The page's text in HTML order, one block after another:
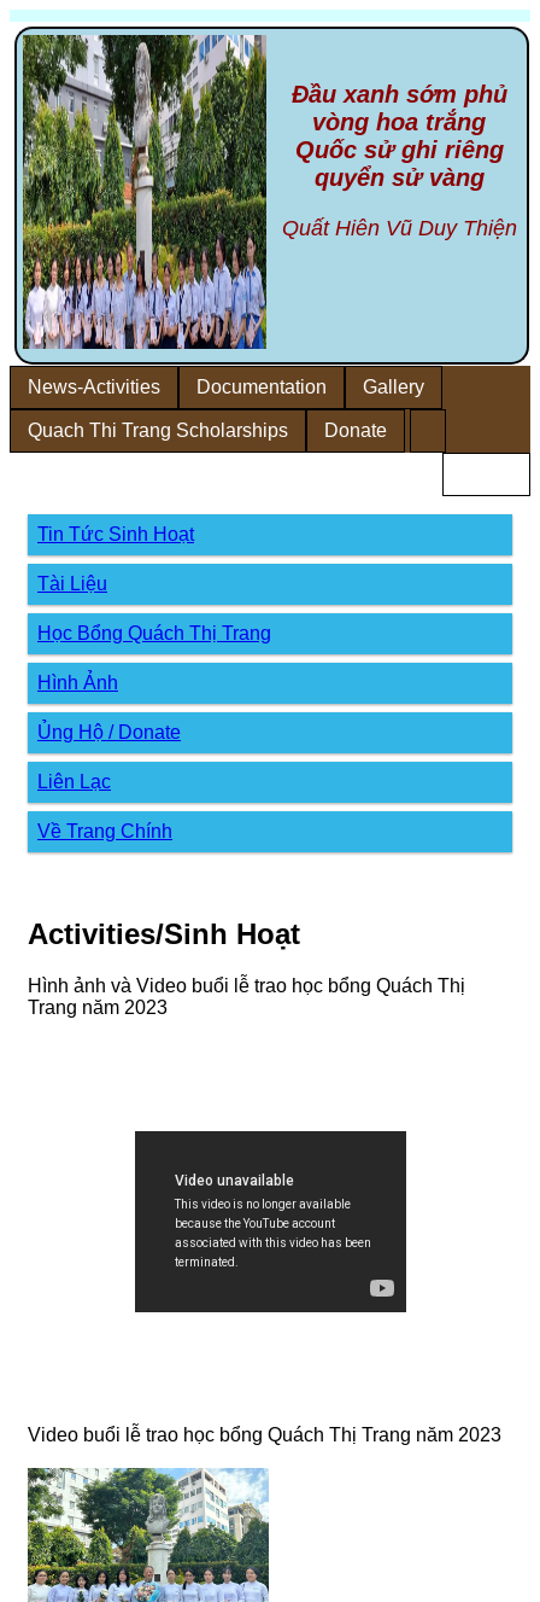
Đầu xanh sớm phủ
vòng hoa trắng
Quốc sử ghi riêng
quyển sử vàng
Quất Hiên Vũ Duy Thiện
News-Activities Documentation
Quach Thi Trang Scholarships
Gallery
Donate
Tin Tức Sinh Hoạt
Tài Liệu
Học Bổng Quách Thị Trang
Hình Ảnh
Ủng Hộ / Donate
Liên Lạc
Về Trang Chính
Activities/Sinh Hoạt
Hình ảnh và Video buổi lễ trao học bổng Quách Thị
Trang năm 2023
Video buổi lễ trao học bổng Quách Thị Trang năm 2023